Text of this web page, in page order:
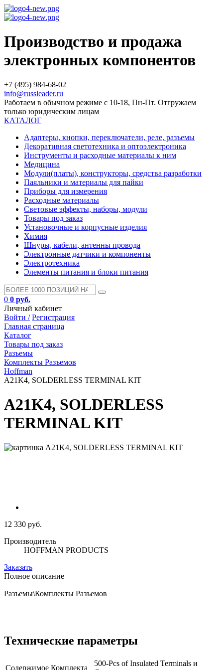
Производство и продажа
электронных компонентов
+7 (495) 984-68-02
info@russleader.ru
Работаем в обычном режиме с 10-18, Пн-Пт. Отгружаем
только юридическим лицам
КАТАЛОГ
Адаптеры, кнопки, переключатели, реле, разъемы
Декоративная светотехника и оптоэлектроника
Инструменты и расходные материалы к ним
Медицина
Модули(платы), конструкторы, средства разработки
Паяльники и материалы для пайки
Приборы для измерения
Расходные материалы
Световые эффекты, наборы, модули
Товары под заказ
Установочные и корпусные изделия
Химия
Шнуры, кабели, антенны провода
Электронные датчики и компоненты
Электротехника
Элементы питания и блоки питания
0 0 руб.
Личный кабинет
Войти / Регистрация
Главная страница
Каталог
Товары под заказ
Разъемы
Комплекты Разъемов
Hoffman
A21K4, SOLDERLESS TERMINAL KIT
A21K4, SOLDERLESS
TERMINAL KIT
12 330 руб.
Производитель
HOFFMAN PRODUCTS
Заказать
Полное описание
Разъемы\Комплекты Разъемов
Технические параметры
Содержимое Комплекта
500-Pcs of Insulated Terminals и